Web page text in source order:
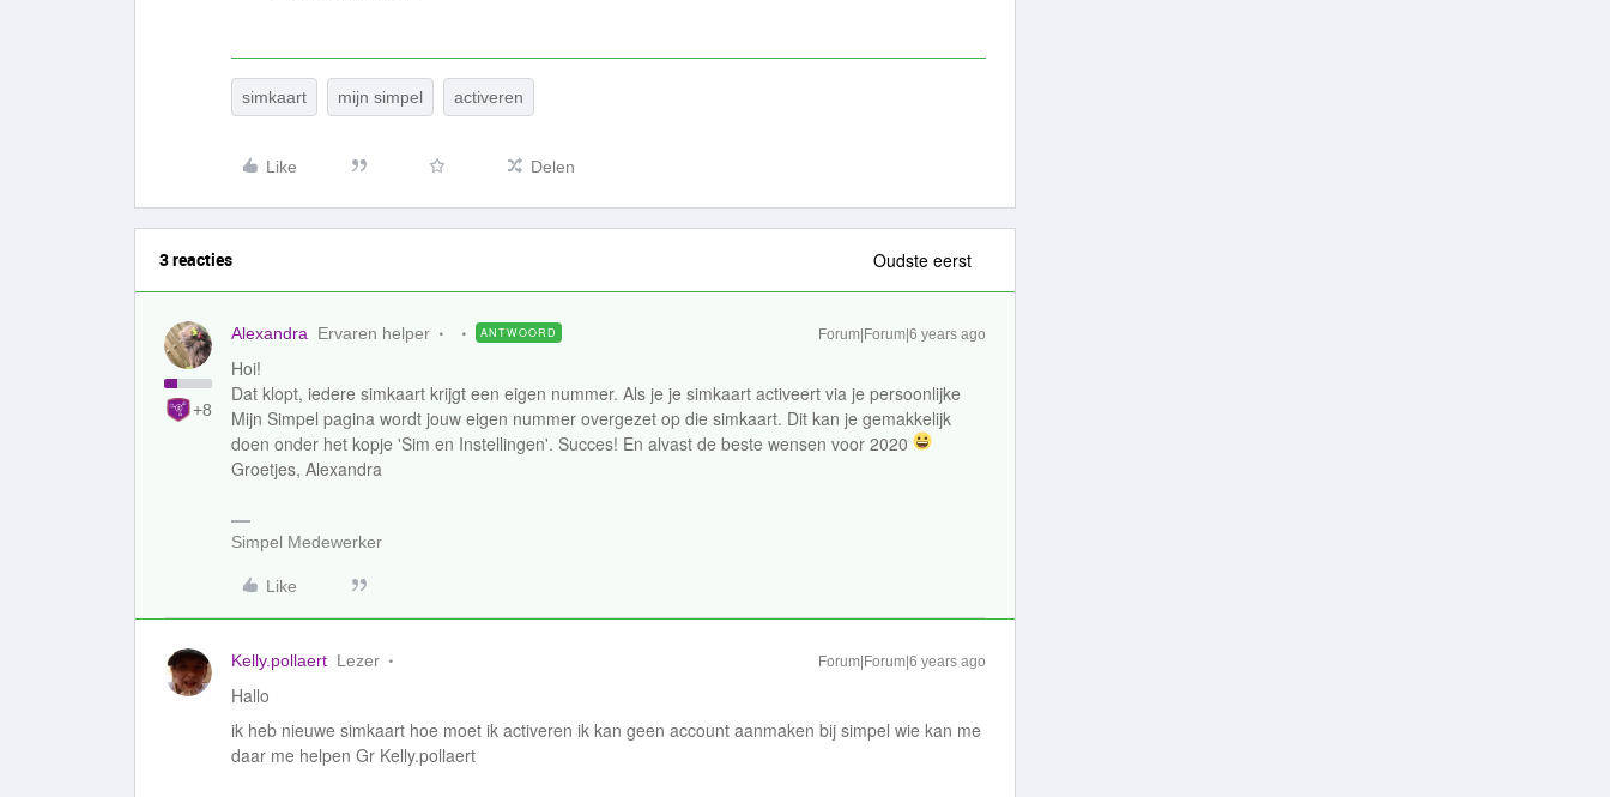
simkaart mijn simpel activeren
Like Delen
3 reacties Oudste eerst
+8
Alexandra Ervaren helper ANTWOORD Forum|Forum|6 years ago
Hoi!
Dat klopt, iedere simkaart krijgt een eigen nummer. Als je je simkaart activeert via je persoonlijke
Mijn Simpel pagina wordt jouw eigen nummer overgezet op die simkaart. Dit kan je gemakkelijk
doen onder het kopje 'Sim en Instellingen'. Succes! En alvast de beste wensen voor 2020
Groetjes, Alexandra
Simpel Medewerker
Like
Kelly.pollaert Lezer Forum|Forum|6 years ago
Hallo
ik heb nieuwe simkaart hoe moet ik activeren ik kan geen account aanmaken bij simpel wie kan me
daar me helpen Gr Kelly.pollaert